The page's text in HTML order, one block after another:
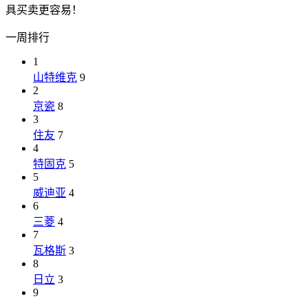
具买卖更容易！
一周排行
1
山特维克 9
2
京瓷 8
3
住友 7
4
特固克 5
5
威迪亚 4
6
三菱 4
7
瓦格斯 3
8
日立 3
9